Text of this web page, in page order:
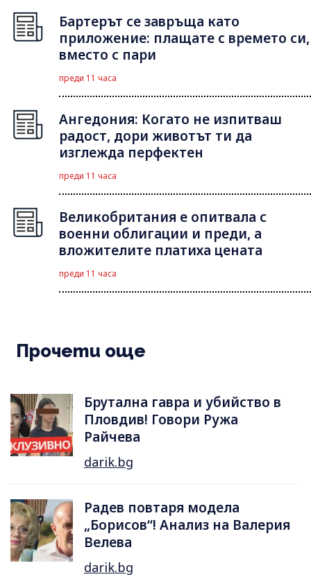
Бартерът се завръща като
приложение: плащате с времето си,
вместо с пари
преди 11 часа
Ангедония: Когато не изпитваш
радост, дори животът ти да
изглежда перфектен
преди 11 часа
Великобритания е опитвала с
военни облигации и преди, а
вложителите платиха цената
преди 11 часа
Прочети още
Брутална гавра и убийство в
Пловдив! Говори Ружа
Райчева
darik.bg
Радев повтаря модела
„Борисов“! Анализ на Валерия
Велева
darik.bg